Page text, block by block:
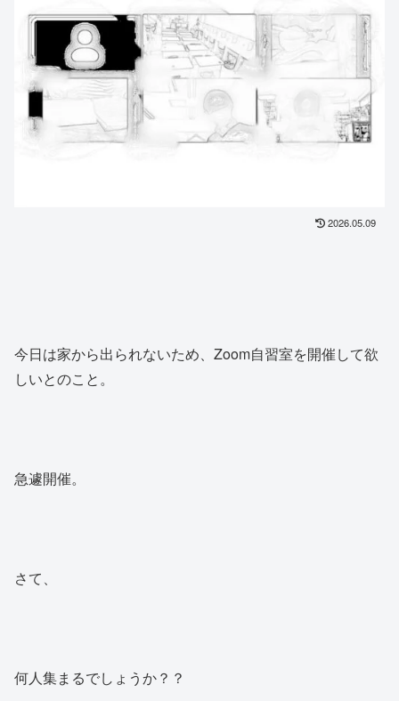
2026.05.09
今日は家から出られないため、Zoom自習室を開催して欲
しいとのこと。
急遽開催。
さて、
何人集まるでしょうか？？